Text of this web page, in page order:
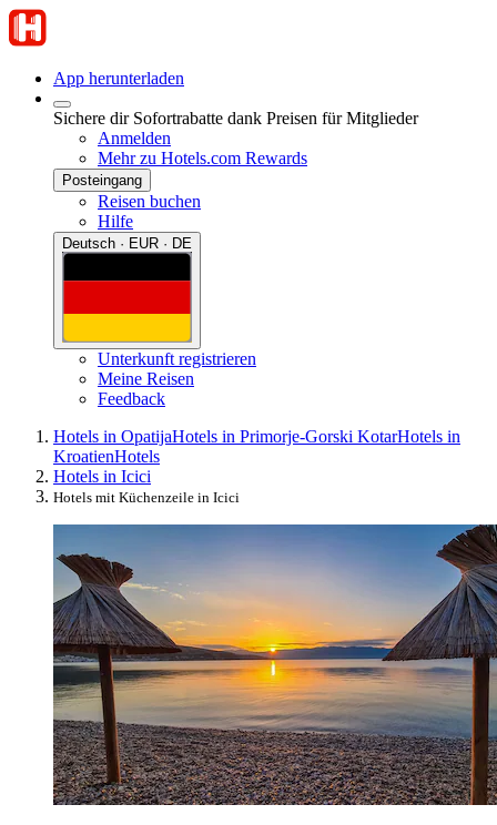
App herunterladen
Sichere dir Sofortrabatte dank Preisen für Mitglieder
Anmelden
Mehr zu Hotels.com Rewards
Posteingang
Reisen buchen
Hilfe
Deutsch · EUR · DE
Unterkunft registrieren
Meine Reisen
Feedback
Hotels in OpatijaHotels in Primorje-Gorski KotarHotels in
KroatienHotels
Hotels in Icici
Hotels mit Küchenzeile in Icici